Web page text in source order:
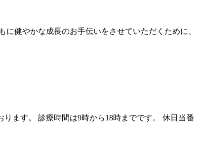
健やかな成長のお手伝いをさせていただくために、
ます。 診療時間は9時から18時までです。 休日当番